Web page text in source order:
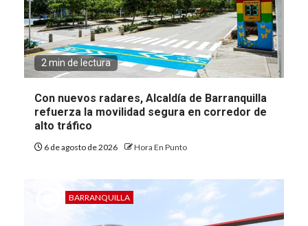
2 min de lectura
Con nuevos radares, Alcaldía de Barranquilla
refuerza la movilidad segura en corredor de
alto tráfico
6 de agosto de 2026 Hora En Punto
BARRANQUILLA